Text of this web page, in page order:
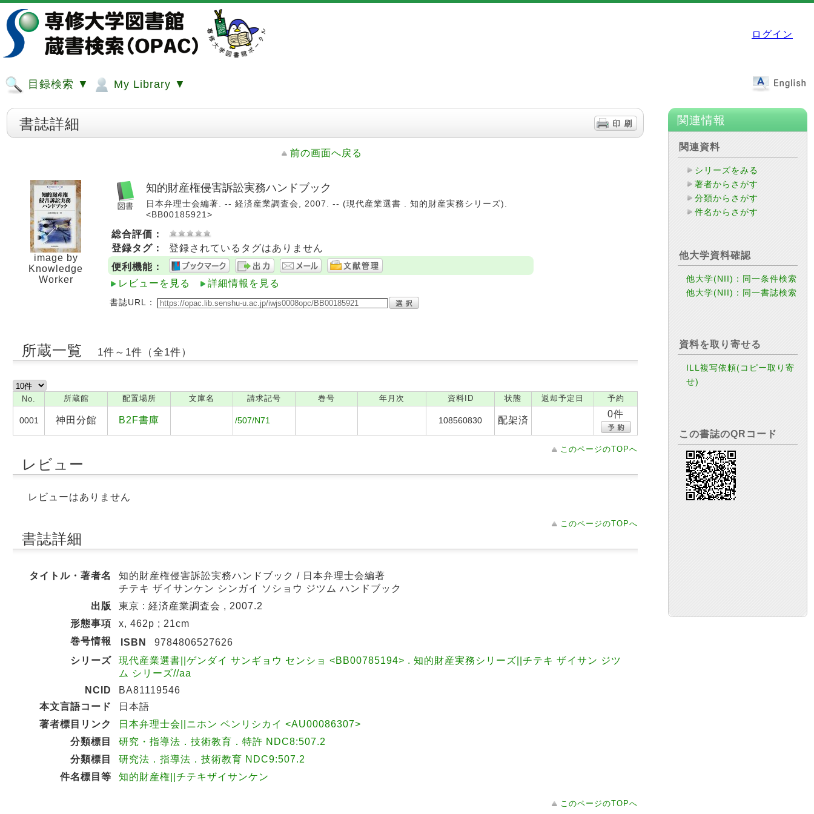
ログイン
目録検索 ▼ My Library ▼
書誌詳細
前の画面へ戻る
image by
Knowledge
Worker
知的財産権侵害訴訟実務ハンドブック
日本弁理士会編著. -- 経済産業調査会, 2007. -- (現代産業選書 . 知的財産実務シリーズ).
<BB00185921>
総合評価：
登録タグ：
登録されているタグはありません
便利機能：
レビューを見る
詳細情報を見る
書誌URL：
所蔵一覧 1件～1件（全1件）
No. 所蔵館 配置場所 文庫名 請求記号 巻号 年月次 資料ID 状態 返却予定日 予約
0001 神田分館 B2F書庫 /507/N71 108560830 配架済
0件
このページのTOPへ
レビュー
レビューはありません
このページのTOPへ
書誌詳細
タイトル・著者名
知的財産権侵害訴訟実務ハンドブック / 日本弁理士会編著
チテキ ザイサンケン シンガイ ソショウ ジツム ハンドブック
出版
東京 : 経済産業調査会 , 2007.2
形態事項
x, 462p ; 21cm
巻号情報
ISBN
9784806527626
シリーズ
現代産業選書||ゲンダイ サンギョウ センショ <BB00785194> . 知的財産実務シリーズ||チテキ ザイサン ジツ
ム シリーズ//aa
NCID
BA81119546
本文言語コード
日本語
著者標目リンク
日本弁理士会||ニホン ベンリシカイ <AU00086307>
分類標目
研究・指導法．技術教育．特許 NDC8:507.2
分類標目
研究法．指導法．技術教育 NDC9:507.2
件名標目等
知的財産権||チテキザイサンケン
このページのTOPへ
関連情報
関連資料
シリーズをみる
著者からさがす
分類からさがす
件名からさがす
他大学資料確認
他大学(NII)：同一条件検索
他大学(NII)：同一書誌検索
資料を取り寄せる
ILL複写依頼(コピー取り寄
せ)
この書誌のQRコード